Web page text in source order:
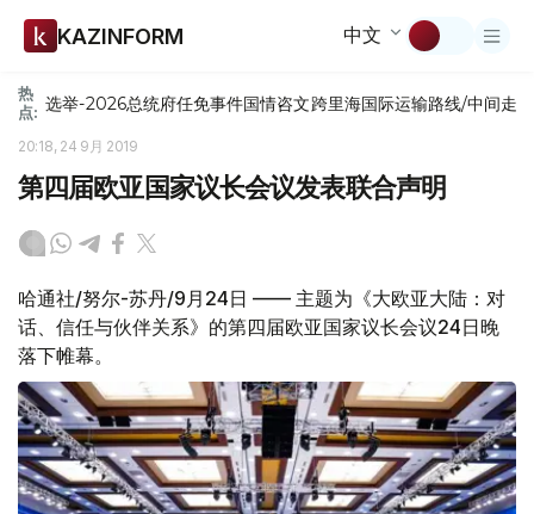
KAZINFORM 中文
热
点: 选举-2026总统府任免事件国情咨文跨里海国际运输路线/中间走廊
20:18, 24 9月 2019
第四届欧亚国家议长会议发表联合声明
哈通社/努尔-苏丹/9月24日 —— 主题为《大欧亚大陆：对
话、信任与伙伴关系》的第四届欧亚国家议长会议24日晚
落下帷幕。